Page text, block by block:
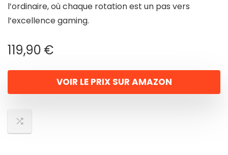
l’ordinaire, où chaque rotation est un pas vers
l’excellence gaming.
119,90 €
VOIR LE PRIX SUR AMAZON